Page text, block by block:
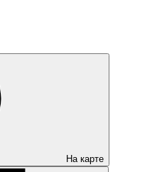
На карте